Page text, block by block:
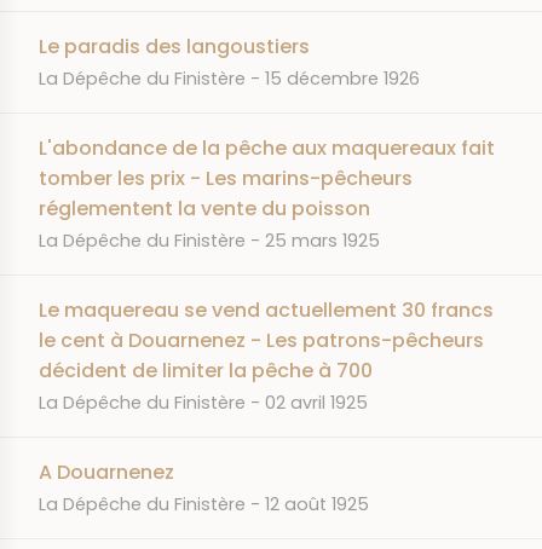
Le paradis des langoustiers
JOURNAL
La Dépêche du Finistère DATE
15 décembre 1926
L'abondance de la pêche aux maquereaux fait
tomber les prix - Les marins-pêcheurs
réglementent la vente du poisson
JOURNAL
La Dépêche du Finistère DATE
25 mars 1925
Le maquereau se vend actuellement 30 francs
le cent à Douarnenez - Les patrons-pêcheurs
décident de limiter la pêche à 700
JOURNAL
La Dépêche du Finistère DATE
02 avril 1925
A Douarnenez
JOURNAL
La Dépêche du Finistère DATE
12 août 1925